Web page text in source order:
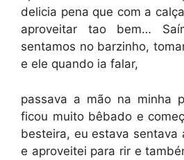
delicia pena que com a
aproveitar tao bem…
sentamos no barzinho,
e ele quando ia falar,
passava a mão na minha
ficou muito bêbado e
besteira, eu estava sentava
e aproveitei para rir e